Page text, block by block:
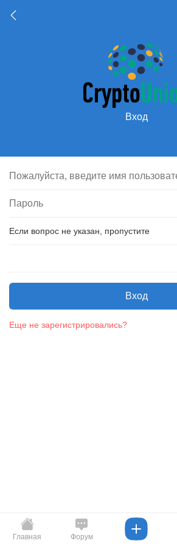
Вход
Если вопрос не указан, пропустите
Вход
Еще не зарегистрировались?
Главная Форум